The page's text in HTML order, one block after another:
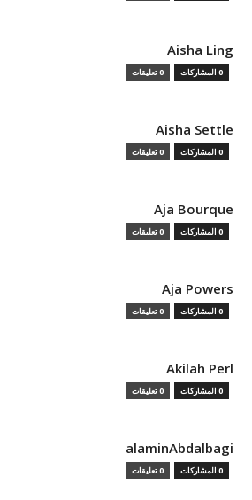
Aisha Ling
0 المشاركات 0 تعليقات
Aisha Settle
0 المشاركات 0 تعليقات
Aja Bourque
0 المشاركات 0 تعليقات
Aja Powers
0 المشاركات 0 تعليقات
Akilah Perl
0 المشاركات 0 تعليقات
alaminAbdalbagi
0 المشاركات 0 تعليقات